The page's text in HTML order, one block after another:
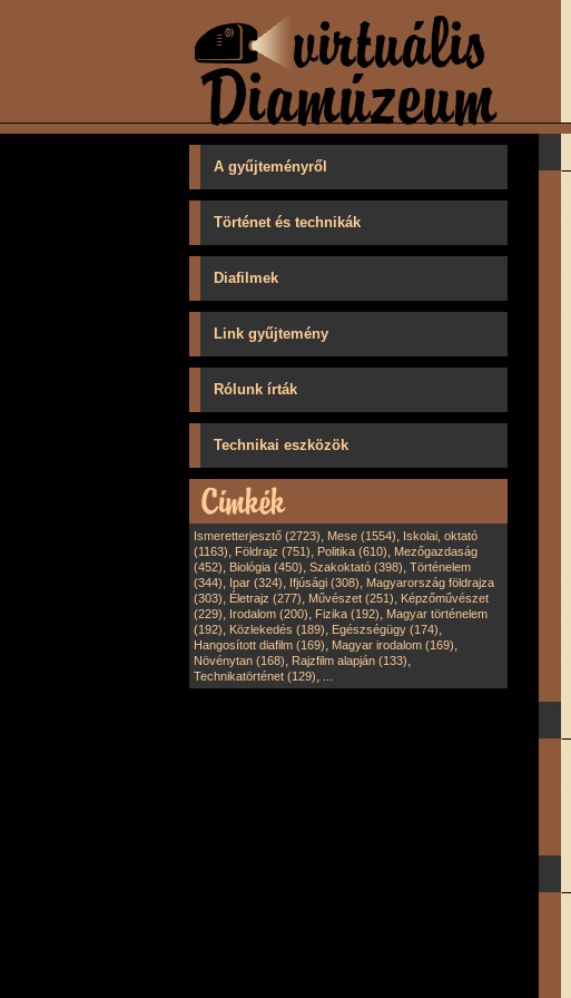
A gyűjteményről
Történet és technikák
Diafilmek
Link gyűjtemény
Rólunk írták
Technikai eszközök
Ismeretterjesztő (2723), Mese (1554), Iskolai, oktató
(1163), Földrajz (751), Politika (610), Mezőgazdaság
(452), Biológia (450), Szakoktató (398), Történelem
(344), Ipar (324), Ifjúsági (308), Magyarország földrajza
(303), Életrajz (277), Művészet (251), Képzőművészet
(229), Irodalom (200), Fizika (192), Magyar történelem
(192), Közlekedés (189), Egészségügy (174),
Hangosított diafilm (169), Magyar irodalom (169),
Növénytan (168), Rajzfilm alapján (133),
Technikatörténet (129),